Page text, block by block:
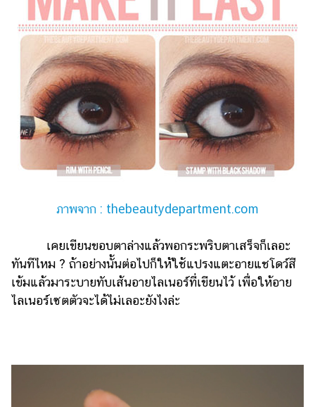
ภาพจาก : thebeautydepartment.com
เคยเขียนขอบตาล่างแล้วพอกระพริบตาเสร็จก็เลอะ
ทันทีไหม ? ถ้าอย่างนั้นต่อไปก็ให้ใช้แปรงแตะอายแชโดว์สี
เข้มแล้วมาระบายทับเส้นอายไลเนอร์ที่เขียนไว้ เพื่อให้อาย
ไลเนอร์เซตตัวจะได้ไม่เลอะยังไงล่ะ